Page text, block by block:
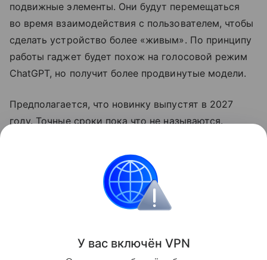
подвижные элементы. Они будут перемещаться
во время взаимодействия с пользователем, чтобы
сделать устройство более «живым». По принципу
работы гаджет будет похож на голосовой режим
ChatGPT, но получит более продвинутые модели.
Предполагается, что новинку выпустят в 2027
году. Точные сроки пока что не называются.
выпустиласвой первый гаджет.
OpenAI
Поделиться
У вас включён VPN